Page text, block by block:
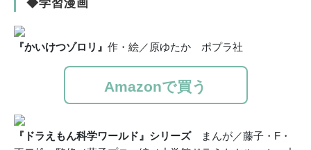
◆学習漫画
『かいけつゾロリ』 作・絵／原ゆたか ポプラ社
Amazonで買う
『ドラえもん科学ワールド』シリーズまんが／藤子・F・